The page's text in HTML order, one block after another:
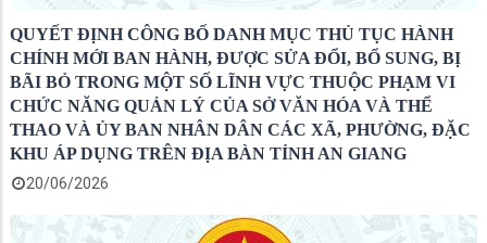
QUYẾT ĐỊNH CÔNG BỐ DANH MỤC THỦ TỤC HÀNH
CHÍNH MỚI BAN HÀNH, ĐƯỢC SỬA ĐỔI, BỔ SUNG, BỊ
BÃI BỎ TRONG MỘT SỐ LĨNH VỰC THUỘC PHẠM VI
CHỨC NĂNG QUẢN LÝ CỦA SỞ VĂN HÓA VÀ THỂ
THAO VÀ ỦY BAN NHÂN DÂN CÁC XÃ, PHƯỜNG, ĐẶC
KHU ÁP DỤNG TRÊN ĐỊA BÀN TỈNH AN GIANG
20/06/2026